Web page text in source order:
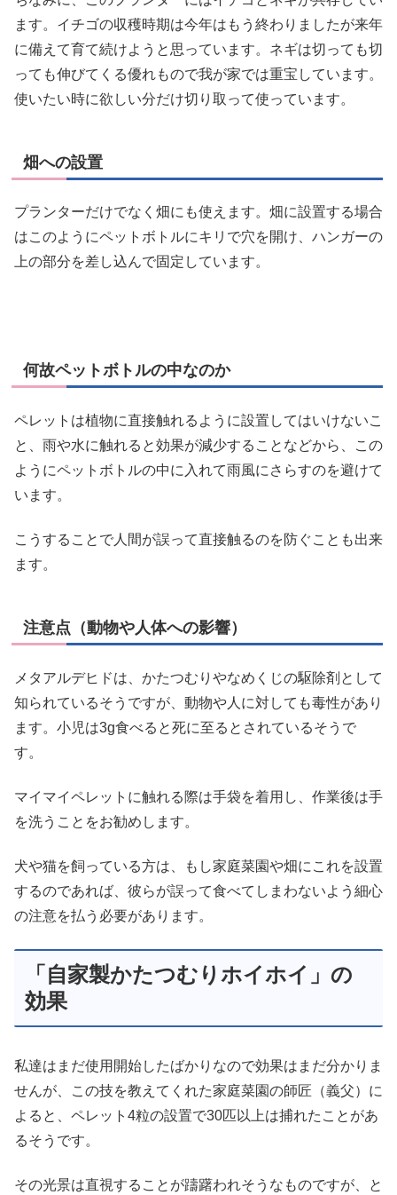
ます。イチゴの収穫時期は今年はもう終わりましたが来年
に備えて育て続けようと思っています。ネギは切っても切
っても伸びてくる優れもので我が家では重宝しています。
使いたい時に欲しい分だけ切り取って使っています。
畑への設置
プランターだけでなく畑にも使えます。畑に設置する場合
はこのようにペットボトルにキリで穴を開け、ハンガーの
上の部分を差し込んで固定しています。
何故ペットボトルの中なのか
ペレットは植物に直接触れるように設置してはいけないこ
と、雨や水に触れると効果が減少することなどから、この
ようにペットボトルの中に入れて雨風にさらすのを避けて
います。
こうすることで人間が誤って直接触るのを防ぐことも出来
ます。
注意点（動物や人体への影響）
メタアルデヒドは、かたつむりやなめくじの駆除剤として
知られているそうですが、動物や人に対しても毒性があり
ます。小児は3g食べると死に至るとされているそうで
す。
マイマイペレットに触れる際は手袋を着用し、作業後は手
を洗うことをお勧めします。
犬や猫を飼っている方は、もし家庭菜園や畑にこれを設置
するのであれば、彼らが誤って食べてしまわないよう細心
の注意を払う必要があります。
「自家製かたつむりホイホイ」の
効果
私達はまだ使用開始したばかりなので効果はまだ分かりま
せんが、この技を教えてくれた家庭菜園の師匠（義父）に
よると、ペレット4粒の設置で30匹以上は捕れたことがあ
るそうです。
その光景は直視することが躊躇われそうなものですが、と